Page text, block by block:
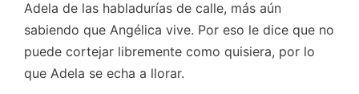
Adela de las habladurías de calle, más aún
sabiendo que Angélica vive. Por eso le dice que no
puede cortejar libremente como quisiera, por lo
que Adela se echa a llorar.